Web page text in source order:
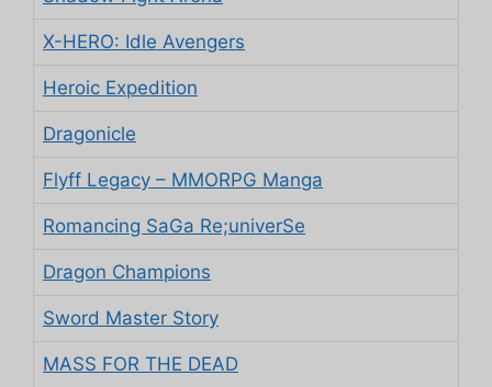
X-HERO: Idle Avengers
Heroic Expedition
Dragonicle
Flyff Legacy – MMORPG Manga
Romancing SaGa Re;univerSe
Dragon Champions
Sword Master Story
MASS FOR THE DEAD